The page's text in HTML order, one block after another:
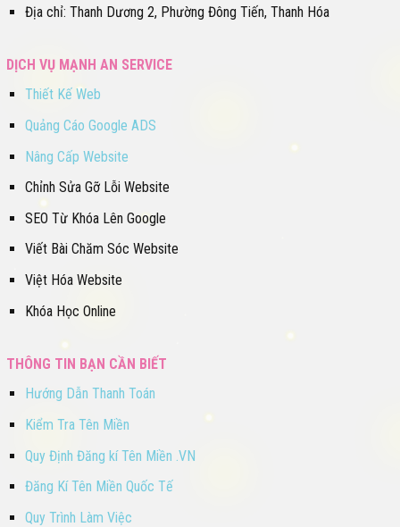
Địa chỉ: Thanh Dương 2, Phường Đông Tiến, Thanh Hóa
DỊCH VỤ MẠNH AN SERVICE
Thiết Kế Web
Quảng Cáo Google ADS
Nâng Cấp Website
Chỉnh Sửa Gỡ Lỗi Website
SEO Từ Khóa Lên Google
Viết Bài Chăm Sóc Website
Việt Hóa Website
Khóa Học Online
THÔNG TIN BẠN CẦN BIẾT
Hướng Dẫn Thanh Toán
Kiểm Tra Tên Miền
Quy Định Đăng kí Tên Miền .VN
Đăng Kí Tên Miền Quốc Tế
Quy Trình Làm Việc